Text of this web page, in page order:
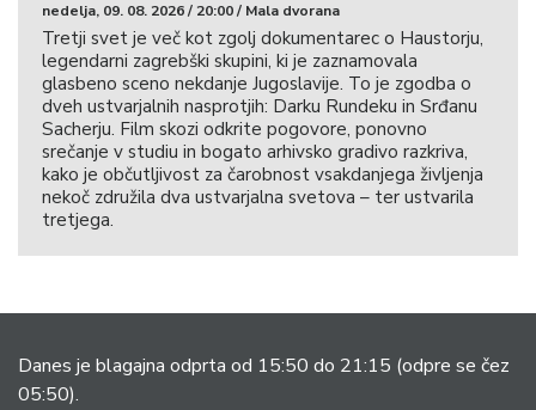
nedelja, 09. 08. 2026 / 20:00 / Mala dvorana
Tretji svet je več kot zgolj dokumentarec o Haustorju,
legendarni zagrebški skupini, ki je zaznamovala
glasbeno sceno nekdanje Jugoslavije. To je zgodba o
dveh ustvarjalnih nasprotjih: Darku Rundeku in Srđanu
Sacherju. Film skozi odkrite pogovore, ponovno
srečanje v studiu in bogato arhivsko gradivo razkriva,
kako je občutljivost za čarobnost vsakdanjega življenja
nekoč združila dva ustvarjalna svetova – ter ustvarila
tretjega.
Danes je blagajna odprta od 15:50 do 21:15 (odpre se čez
05:50).